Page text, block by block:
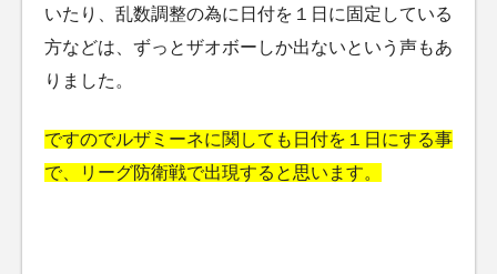
いたり、乱数調整の為に日付を１日に固定している
方などは、ずっとザオボーしか出ないという声もあ
りました。
ですのでルザミーネに関しても日付を１日にする事
で、リーグ防衛戦で出現すると思います。